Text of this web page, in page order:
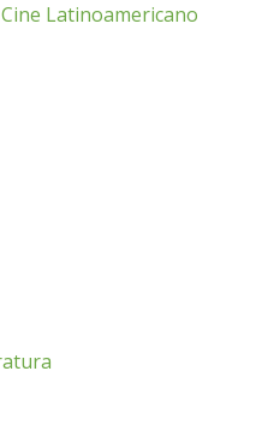
Latinoamericano